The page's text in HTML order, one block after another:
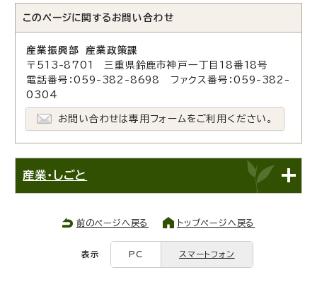
このページに関する お問い合わせ
産業振興部 産業政策課
〒513-8701 三重県鈴鹿市神戸一丁目18番18号
電話番号：059-382-8698 ファクス番号：059-382-
0304
お問い合わせは専用フォームをご利用ください。
産業・しごと
前のページへ戻る トップページへ戻る
表示 PC スマートフォン